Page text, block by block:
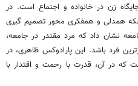
زن در خانواده و اجتماع است. در
همدلی و همفکری محور تصمیم گیری
نشان داد که مرد مقتدر در جامعه،
فرد باشد. این پارادوکس ظاهری، در
که در آن، قدرت با رحمت و اقتدار با